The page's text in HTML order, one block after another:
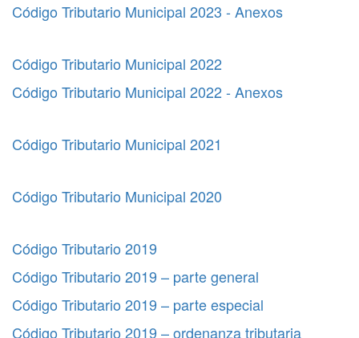
Código Tributario Municipal 2023 - Anexos
Código Tributario Municipal 2022
Código Tributario Municipal 2022 - Anexos
Código Tributario Municipal 2021
Código Tributario Municipal 2020
Código Tributario 2019
Código Tributario 2019 – parte general
Código Tributario 2019 – parte especial
Código Tributario 2019 – ordenanza tributaria